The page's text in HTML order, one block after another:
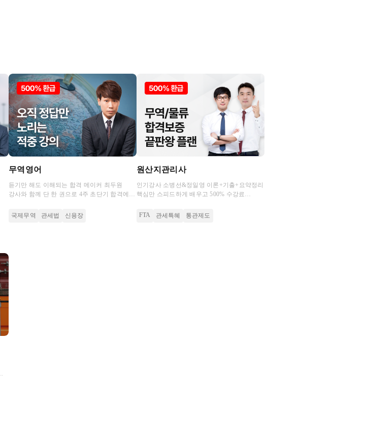
무역영어
듣기만 해도 이해되는 합격 메이커 최두원
강사와 함께 단 한 권으로 4주 초단기 합격에
국제무역
관세법 신용장
원산지관리사
인기강사 소병선&정일영 이론+기출+요약정리
핵심만 스피드하게 배우고 500% 수강료
FTA
관세특혜 통관제도